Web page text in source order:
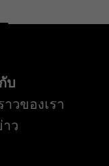
บ
าวของเรา
ว